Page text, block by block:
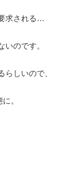
求される…
いのです。
しいので、
。